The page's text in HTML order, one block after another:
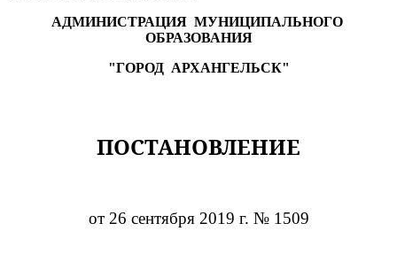
АДМИНИСТРАЦИЯ МУНИЦИПАЛЬНОГО
ОБРАЗОВАНИЯ
"ГОРОД АРХАНГЕЛЬСК"
ПОСТАНОВЛЕНИЕ
от 26 сентября 2019 г. № 1509